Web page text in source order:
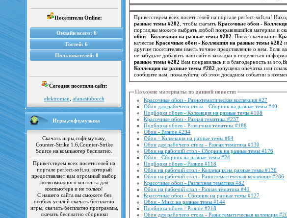
Посетители Online:
Онлайн всего: 6
Гостей: 6
Пользователей: 0
Сегодня посетили сайт:
elektroman afanasiuborch
Игры,софт,музыка
Скачать игры,софт,музыку,
Counter-Strike 1.6,Counter-Strike
Source на компьютер бесплатно.
Приветствуем всех посетителей на
портале perfect-soft.su, который
предоставляет вам огромный выбор
всевозможного контента для
компьютера и не только!
С нашего сайта вы сможете без
особых усилий скачать бесплатно
игры, скачать бесплатно программы,
скачать бесплатно сборники
Приветствуем всех посетителей на портале perfect-soft.su!
разные темы #282 , чтобы скачатьКрасочные обои -
портал,вы можете выбрать любой понравившийся материал и
обои - Коллекция на разные темы #282 . После скачивания
качествеКрасочные обои - Коллекция на разные темы #282
не забудьте добавить наш сайт в закладки и поделиться
разные темы #282 Вам понравилась и в благодарность за
Коллекция на разные темы #282 допущена опечатка или
сообщите нам, пожалуйста, об этом досадном событии в
Похожие материалы по данной новости:
Красочные обои - Разнотематическая коллекция #27
Обои для рабочего стола - Сборник на разные темы #40
Подборка обоев - Коллекция на разные темы #108
Красочные обои - Разная тематика #237
Подборка обоев - Различная тематика #188
Обои - Разное #294
Обои - Коллекция на разные темы #64
Обои для рабочего стола - Разная тематика #130
Обои на рабочий стол - Сборник на разные темы #176
Обои - Сборник на разные темы #24
Подборка обоев - Разное #118
Обои на рабочий стол - Коллекция на разные темы #136
Обои на рабочий стол - Разнотематическая коллекция #286
Красочные обои - Различная тематика #82
Обои на рабочий стол - Разная тематика #41
Красочные обои - Сборник на разные темы #127
Обои - Микс на разные темы #144
Подборка обоев - Разное #218
Обои для рабочего стола - Разнотематическая коллекция